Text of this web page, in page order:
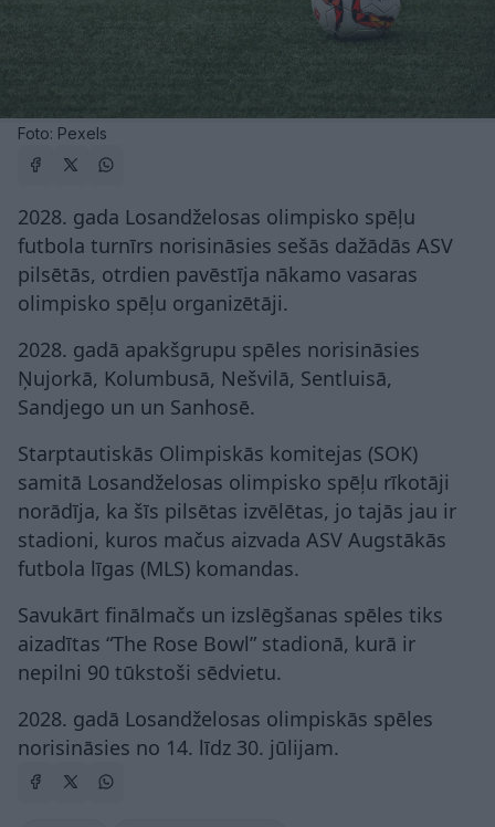
Foto: Pexels
2028. gada Losandželosas olimpisko spēļu
futbola turnīrs norisināsies sešās dažādās ASV
pilsētās, otrdien pavēstīja nākamo vasaras
olimpisko spēļu organizētāji.
2028. gadā apakšgrupu spēles norisināsies
Ņujorkā, Kolumbusā, Nešvilā, Sentluisā,
Sandjego un un Sanhosē.
Starptautiskās Olimpiskās komitejas (SOK)
samitā Losandželosas olimpisko spēļu rīkotāji
norādīja, ka šīs pilsētas izvēlētas, jo tajās jau ir
stadioni, kuros mačus aizvada ASV Augstākās
futbola līgas (MLS) komandas.
Savukārt finālmačs un izslēgšanas spēles tiks
aizadītas “The Rose Bowl” stadionā, kurā ir
nepilni 90 tūkstoši sēdvietu.
2028. gadā Losandželosas olimpiskās spēles
norisināsies no 14. līdz 30. jūlijam.